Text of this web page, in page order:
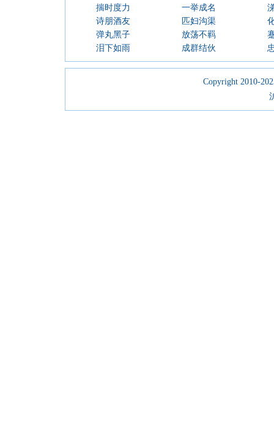
揣时度力 一举成名
诗朋酒友
匹妇沟渠
弹丸黑子
放荡不羁
泪下如雨
成群结伙
Copyright 2010-